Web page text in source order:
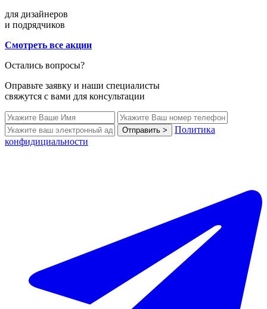
для дизайнеров
и подрядчиков
Смотреть все акции
Остались вопросы?
Оправьте заявку и наши специалисты
свяжутся с вами для консультации
Отправить >
Политика
конфидициальности